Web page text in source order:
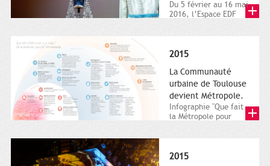
Du 5 février au 16 mai
2016, l’Espace EDF
2015
La Communauté
urbaine de Toulouse
devient Métropole.
Infographie "Que fait
la Métropole pour
2015